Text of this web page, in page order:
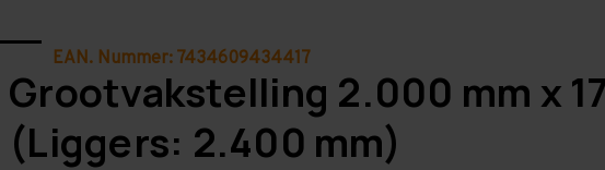
EAN. Nummer: 7434609434417
Grootvakstelling 2.000 mm x
(Liggers: 2.400 mm)